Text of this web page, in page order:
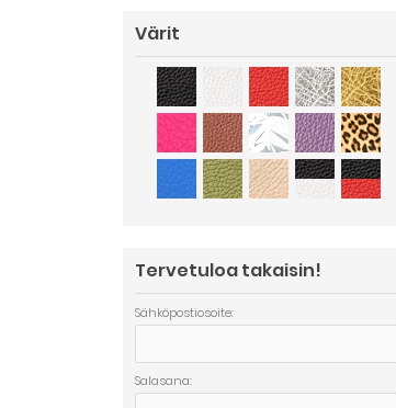
Värit
Tervetuloa takaisin!
Sähköpostiosoite:
Salasana: